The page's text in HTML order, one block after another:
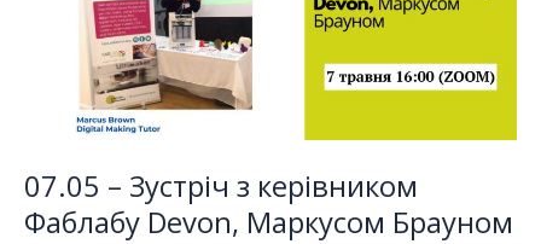
07.05 – Зустріч з керівником
Фаблабу Devon, Маркусом Брауном